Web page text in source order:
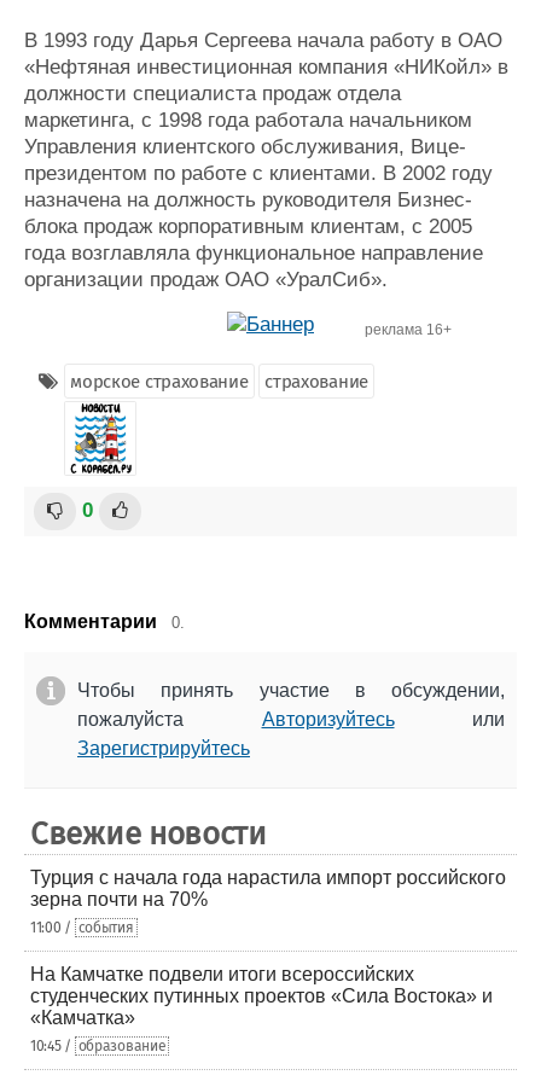
В 1993 году Дарья Сергеева начала работу в ОАО
«Нефтяная инвестиционная компания «НИКойл» в
должности специалиста продаж отдела
маркетинга, с 1998 года работала начальником
Управления клиентского обслуживания, Вице-
президентом по работе с клиентами. В 2002 году
назначена на должность руководителя Бизнес-
блока продаж корпоративным клиентам, с 2005
года возглавляла функциональное направление
организации продаж ОАО «УралСиб».
реклама 16+
морское страхование страхование
0
Комментарии 0.
Чтобы принять участие в обсуждении,
пожалуйста Авторизуйтесьили
Зарегистрируйтесь
Свежие новости
Турция с начала года нарастила импорт российского
зерна почти на 70%
11:00 / события
На Камчатке подвели итоги всероссийских
студенческих путинных проектов «Сила Востока» и
«Камчатка»
10:45 / образование